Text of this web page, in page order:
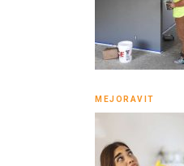
MEJORAVIT